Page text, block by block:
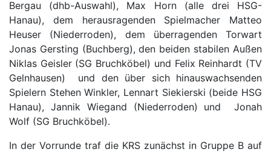
Bergau (dhb-Auswahl), Max Horn (alle drei HSG-
Hanau), dem herausragenden Spielmacher Matteo
Heuser (Niederroden), dem überragenden Torwart
Jonas Gersting (Buchberg), den beiden stabilen Außen
Niklas Geisler (SG Bruchköbel) und Felix Reinhardt (TV
Gelnhausen) und den über sich hinauswachsenden
Spielern Stehen Winkler, Lennart Siekierski (beide HSG
Hanau), Jannik Wiegand (Niederroden) und Jonah
Wolf (SG Bruchköbel).
In der Vorrunde traf die KRS zunächst in Gruppe B auf